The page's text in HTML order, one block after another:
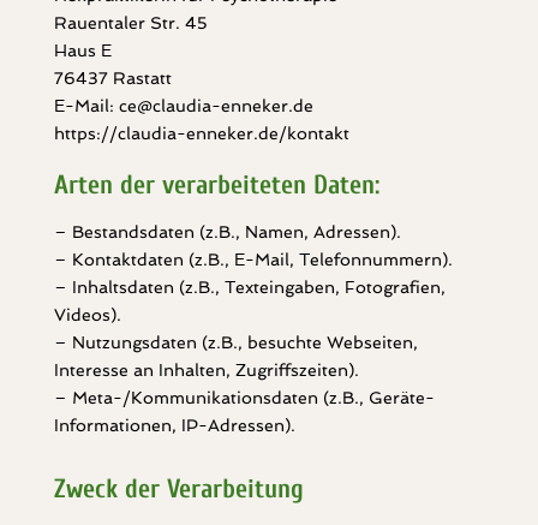
Rauentaler Str. 45
Haus E
76437 Rastatt
E-Mail: ce@claudia-enneker.de
https://claudia-enneker.de/kontakt
Arten der verarbeiteten Daten:
– Bestandsdaten (z.B., Namen, Adressen).
– Kontaktdaten (z.B., E-Mail, Telefonnummern).
– Inhaltsdaten (z.B., Texteingaben, Fotografien,
Videos).
– Nutzungsdaten (z.B., besuchte Webseiten,
Interesse an Inhalten, Zugriffszeiten).
– Meta-/Kommunikationsdaten (z.B., Geräte-
Informationen, IP-Adressen).
Zweck der Verarbeitung